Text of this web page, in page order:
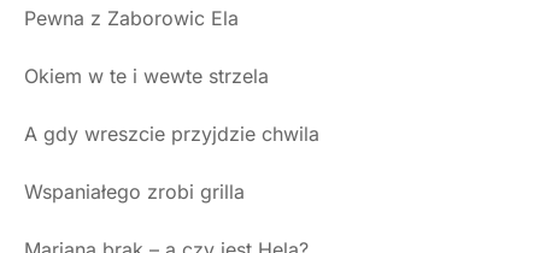
Pewna z Zaborowic Ela
Okiem w te i wewte strzela
A gdy wreszcie przyjdzie chwila
Wspaniałego zrobi grilla